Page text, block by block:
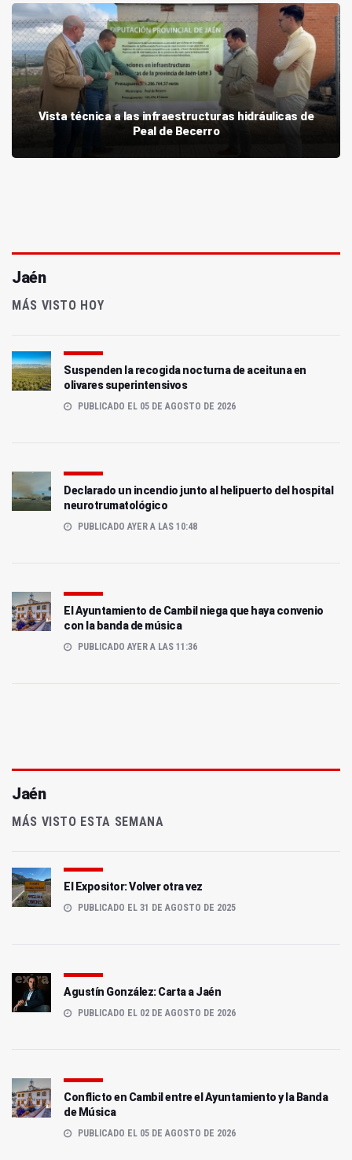
Vista técnica a las infraestructuras hidráulicas de
Peal de Becerro
Jaén
MÁS VISTO HOY
Suspenden la recogida nocturna de aceituna en
olivares superintensivos
PUBLICADO EL 05 DE AGOSTO DE 2026
Declarado un incendio junto al helipuerto del hospital
neurotrumatológico
PUBLICADO AYER A LAS 10:48
El Ayuntamiento de Cambil niega que haya convenio
con la banda de música
PUBLICADO AYER A LAS 11:36
Jaén
MÁS VISTO ESTA SEMANA
El Expositor: Volver otra vez
PUBLICADO EL 31 DE AGOSTO DE 2025
Agustín González: Carta a Jaén
PUBLICADO EL 02 DE AGOSTO DE 2026
Conflicto en Cambil entre el Ayuntamiento y la Banda
de Música
PUBLICADO EL 05 DE AGOSTO DE 2026